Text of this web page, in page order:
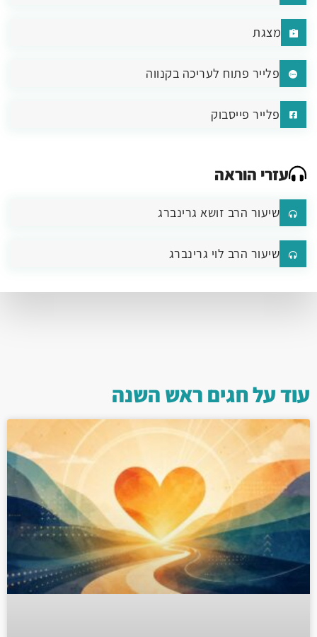
מצגת
פלייר פתוח לעריכה בקנווה
פלייר פייסבוק
עזרי הוראה
שיעור הרב זושא גרינברג
שיעור הרב לוי גרינברג
עוד עלחגים ראש השנה